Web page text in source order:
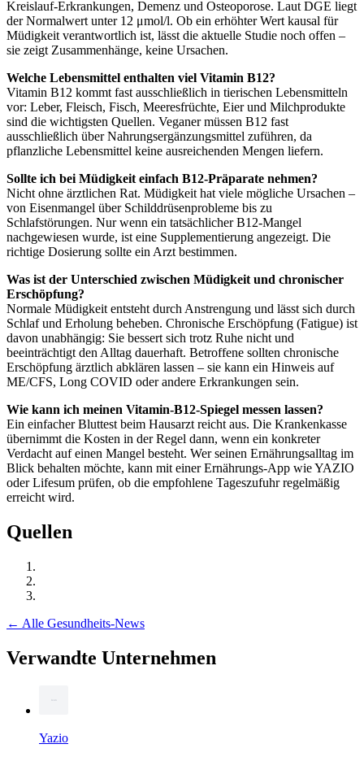
Kreislauf-Erkrankungen, Demenz und Osteoporose. Laut DGE liegt
der Normalwert unter 12 μmol/l. Ob ein erhöhter Wert kausal für
Müdigkeit verantwortlich ist, lässt die aktuelle Studie noch offen –
sie zeigt Zusammenhänge, keine Ursachen.
Welche Lebensmittel enthalten viel Vitamin B12?
Vitamin B12 kommt fast ausschließlich in tierischen Lebensmitteln
vor: Leber, Fleisch, Fisch, Meeresfrüchte, Eier und Milchprodukte
sind die wichtigsten Quellen. Veganer müssen B12 fast
ausschließlich über Nahrungsergänzungsmittel zuführen, da
pflanzliche Lebensmittel keine ausreichenden Mengen liefern.
Sollte ich bei Müdigkeit einfach B12-Präparate nehmen?
Nicht ohne ärztlichen Rat. Müdigkeit hat viele mögliche Ursachen –
von Eisenmangel über Schilddrüsenprobleme bis zu
Schlafstörungen. Nur wenn ein tatsächlicher B12-Mangel
nachgewiesen wurde, ist eine Supplementierung angezeigt. Die
richtige Dosierung sollte ein Arzt bestimmen.
Was ist der Unterschied zwischen Müdigkeit und chronischer
Erschöpfung?
Normale Müdigkeit entsteht durch Anstrengung und lässt sich durch
Schlaf und Erholung beheben. Chronische Erschöpfung (Fatigue) ist
davon unabhängig: Sie bessert sich trotz Ruhe nicht und
beeinträchtigt den Alltag dauerhaft. Betroffene sollten chronische
Erschöpfung ärztlich abklären lassen – sie kann ein Hinweis auf
ME/CFS, Long COVID oder andere Erkrankungen sein.
Wie kann ich meinen Vitamin-B12-Spiegel messen lassen?
Ein einfacher Bluttest beim Hausarzt reicht aus. Die Krankenkasse
übernimmt die Kosten in der Regel dann, wenn ein konkreter
Verdacht auf einen Mangel besteht. Wer seinen Ernährungsalltag im
Blick behalten möchte, kann mit einer Ernährungs-App wie YAZIO
oder Lifesum prüfen, ob die empfohlene Tageszufuhr regelmäßig
erreicht wird.
Quellen
← Alle Gesundheits-News
Verwandte Unternehmen
Yazio